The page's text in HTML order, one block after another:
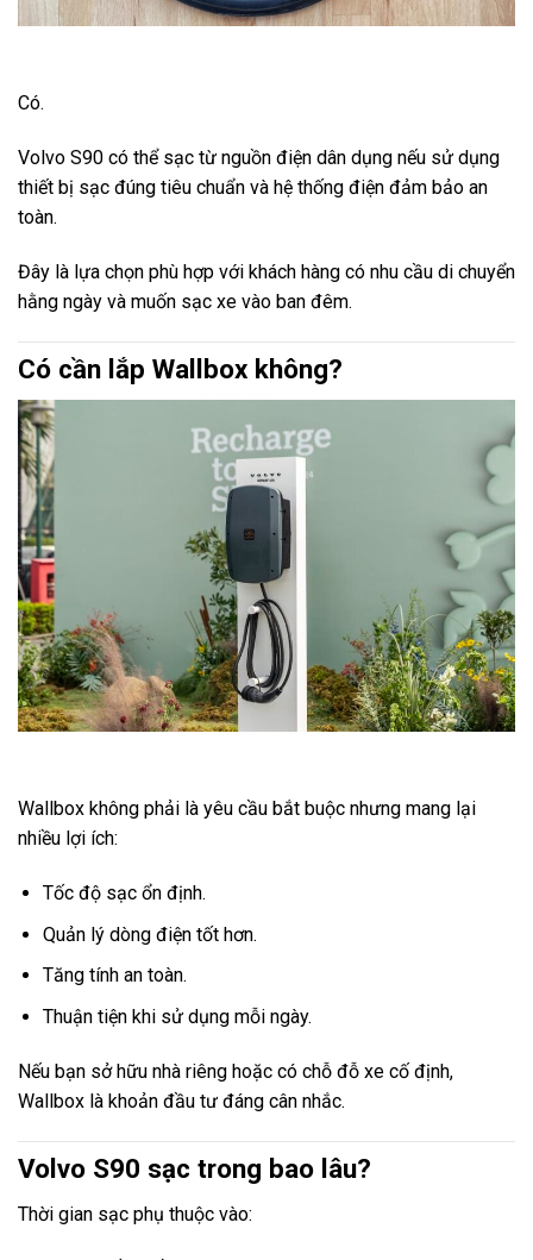
Có.
Volvo S90 có thể sạc từ nguồn điện dân dụng nếu sử dụng
thiết bị sạc đúng tiêu chuẩn và hệ thống điện đảm bảo an
toàn.
Đây là lựa chọn phù hợp với khách hàng có nhu cầu di chuyển
hằng ngày và muốn sạc xe vào ban đêm.
Có cần lắp Wallbox không?
Wallbox không phải là yêu cầu bắt buộc nhưng mang lại
nhiều lợi ích:
Tốc độ sạc ổn định.
Quản lý dòng điện tốt hơn.
Tăng tính an toàn.
Thuận tiện khi sử dụng mỗi ngày.
Nếu bạn sở hữu nhà riêng hoặc có chỗ đỗ xe cố định,
Wallbox là khoản đầu tư đáng cân nhắc.
Volvo S90 sạc trong bao lâu?
Thời gian sạc phụ thuộc vào: